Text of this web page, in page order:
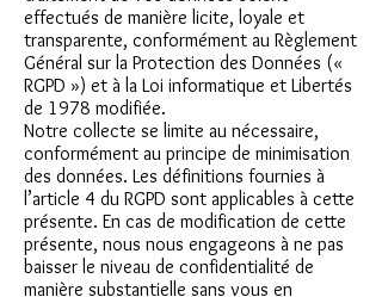
effectués de manière licite, loyale et
transparente, conformément au Règlement
Général sur la Protection des Données («
RGPD ») et à la Loi informatique et Libertés
de 1978 modifiée.
Notre collecte se limite au nécessaire,
conformément au principe de minimisation
des données. Les définitions fournies à
l’article 4 du RGPD sont applicables à cette
présente. En cas de modification de cette
présente, nous nous engageons à ne pas
baisser le niveau de confidentialité de
manière substantielle sans vous en